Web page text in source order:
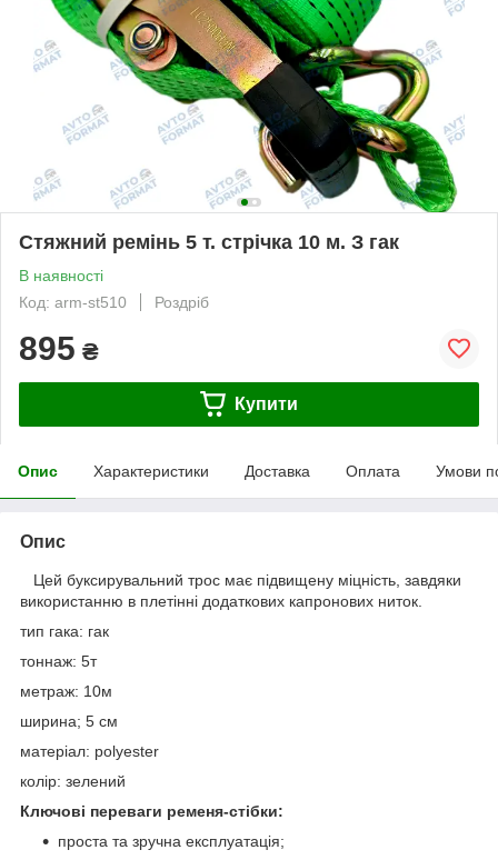
Стяжний ремінь 5 т. стрічка 10 м. З гак
В наявності
Код: arm-st510
Роздріб
895 ₴
Купити
Опис Характеристики Доставка Оплата Умови
Опис
Цей буксирувальний трос має підвищену міцність, завдяки
використанню в плетінні додаткових капронових ниток.
тип гака: гак
тоннаж: 5т
метраж: 10м
ширина; 5 см
матеріал: polyester
колір: зелений
Ключові переваги ременя-стібки:
проста та зручна експлуатація;